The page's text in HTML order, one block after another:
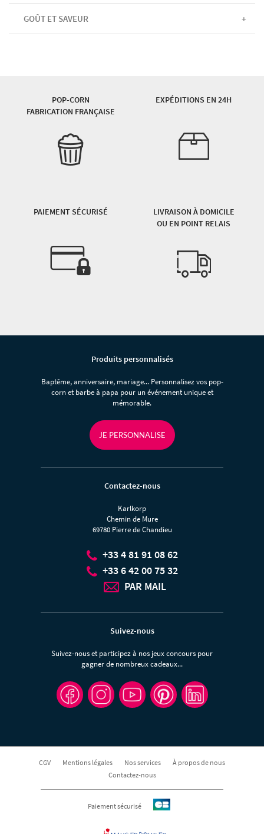
GOÛT ET SAVEUR
POP-CORN
FABRICATION FRANÇAISE
EXPÉDITIONS EN 24H
PAIEMENT SÉCURISÉ
LIVRAISON À DOMICILE
OU EN POINT RELAIS
Produits personnalisés
Baptême, anniversaire, mariage... Personnalisez vos pop-
corn et barbe à papa pour un événement unique et
mémorable.
JE PERSONNALISE
Contactez-nous
Karlkorp
Chemin de Mure
69780 Pierre de Chandieu
+33 4 81 91 08 62
+33 6 42 00 75 32
PAR MAIL
Suivez-nous
Suivez-nous et participez à nos jeux concours pour
gagner de nombreux cadeaux...
CGV Mentions légales Nos services
À propos de nous
Contactez-nous
Paiement sécurisé